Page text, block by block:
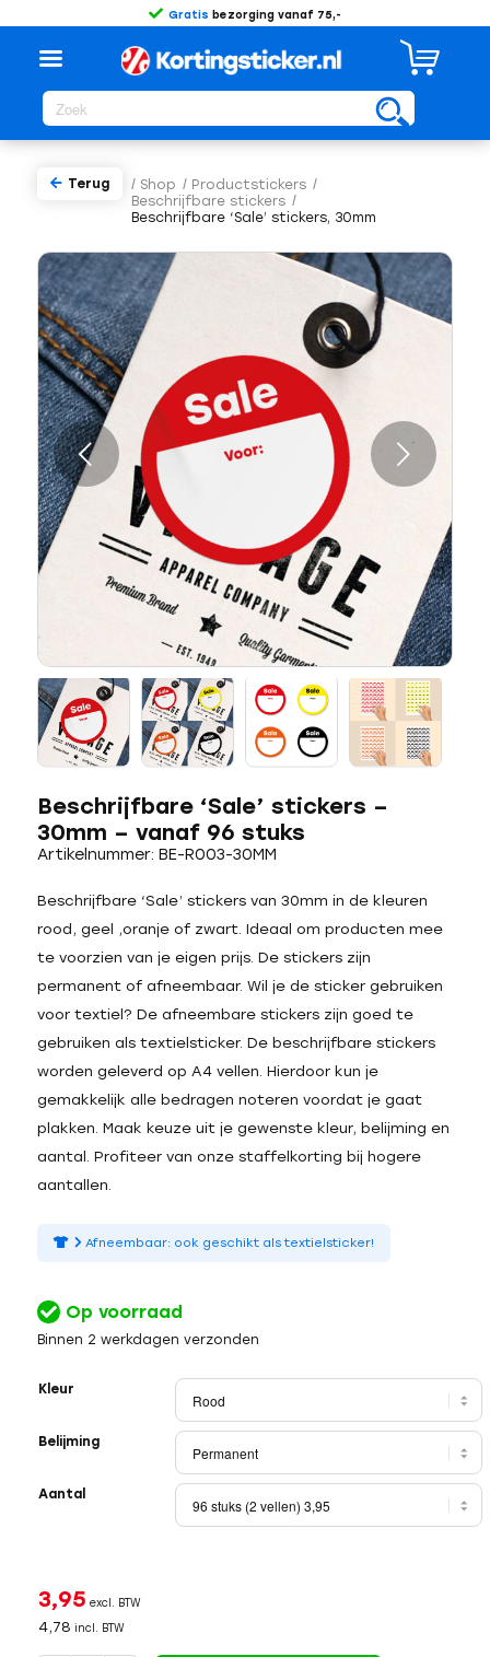
Gratis bezorging vanaf 75,-
/ Shop / Productstickers /
Beschrijfbare stickers /
Beschrijfbare ‘Sale’ stickers, 30mm
Terug
Volgende
Beschrijfbare ‘Sale’ stickers –
30mm – vanaf 96 stuks
Artikelnummer: BE-R003-30MM
Beschrijfbare ‘Sale’ stickers van 30mm in de kleuren
rood, geel ,oranje of zwart. Ideaal om producten mee
te voorzien van je eigen prijs. De stickers zijn
permanent of afneembaar. Wil je de sticker gebruiken
voor textiel? De afneembare stickers zijn goed te
gebruiken als textielsticker. De beschrijfbare stickers
worden geleverd op A4 vellen. Hierdoor kun je
gemakkelijk alle bedragen noteren voordat je gaat
plakken. Maak keuze uit je gewenste kleur, belijming en
aantal. Profiteer van onze staffelkorting bij hogere
aantallen.
Afneembaar: ook geschikt als textielsticker!
Op voorraad
Binnen 2 werkdagen verzonden
Kleur
Belijming
Aantal
3,95 excl. BTW
4,78 incl. BTW